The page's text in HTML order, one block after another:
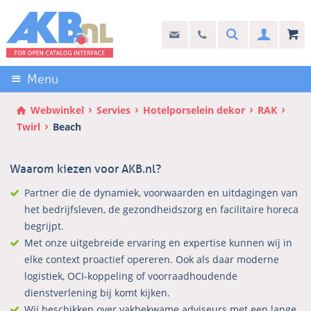
links
over
Direct
naar
de
inhoud
Direct
hoofdmenu
info@akb.nl
Stel uw vraag
030 69 50 814Search
Menu
Webwinkel Servies Hotelporselein dekor
RAK
Twirl
Beach
Waarom kiezen voor AKB.nl?
Partner die de dynamiek, voorwaarden en uitdagingen van
het bedrijfsleven, de gezondheidszorg en facilitaire horeca
begrijpt.
Met onze uitgebreide ervaring en expertise kunnen wij in
elke context proactief opereren. Ook als daar moderne
logistiek, OCI-koppeling of voorraadhoudende
dienstverlening bij komt kijken.